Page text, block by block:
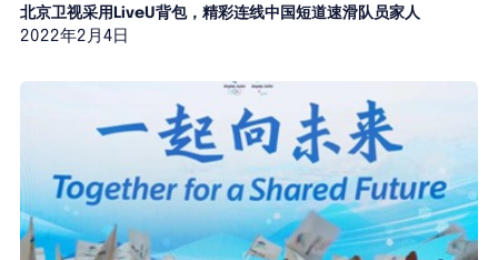
北京卫视采用LiveU背包，精彩连线中国短道速滑队员家人
2022年2月4日